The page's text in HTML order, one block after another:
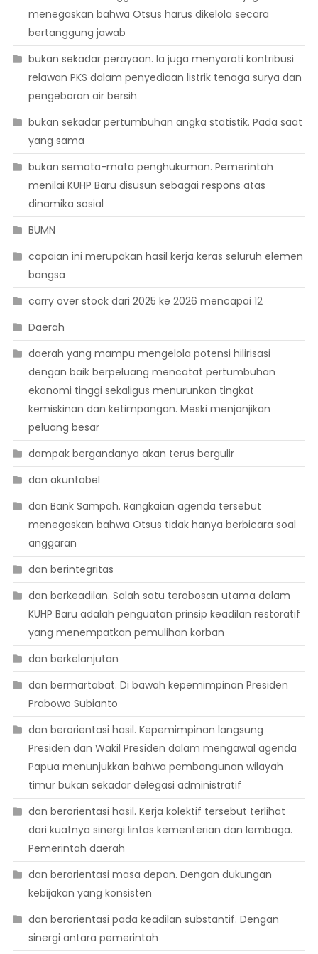
menegaskan bahwa Otsus harus dikelola secara
bertanggung jawab
bukan sekadar perayaan. Ia juga menyoroti kontribusi
relawan PKS dalam penyediaan listrik tenaga surya dan
pengeboran air bersih
bukan sekadar pertumbuhan angka statistik. Pada saat
yang sama
bukan semata-mata penghukuman. Pemerintah
menilai KUHP Baru disusun sebagai respons atas
dinamika sosial
BUMN
capaian ini merupakan hasil kerja keras seluruh elemen
bangsa
carry over stock dari 2025 ke 2026 mencapai 12
Daerah
daerah yang mampu mengelola potensi hilirisasi
dengan baik berpeluang mencatat pertumbuhan
ekonomi tinggi sekaligus menurunkan tingkat
kemiskinan dan ketimpangan. Meski menjanjikan
peluang besar
dampak bergandanya akan terus bergulir
dan akuntabel
dan Bank Sampah. Rangkaian agenda tersebut
menegaskan bahwa Otsus tidak hanya berbicara soal
anggaran
dan berintegritas
dan berkeadilan. Salah satu terobosan utama dalam
KUHP Baru adalah penguatan prinsip keadilan restoratif
yang menempatkan pemulihan korban
dan berkelanjutan
dan bermartabat. Di bawah kepemimpinan Presiden
Prabowo Subianto
dan berorientasi hasil. Kepemimpinan langsung
Presiden dan Wakil Presiden dalam mengawal agenda
Papua menunjukkan bahwa pembangunan wilayah
timur bukan sekadar delegasi administratif
dan berorientasi hasil. Kerja kolektif tersebut terlihat
dari kuatnya sinergi lintas kementerian dan lembaga.
Pemerintah daerah
dan berorientasi masa depan. Dengan dukungan
kebijakan yang konsisten
dan berorientasi pada keadilan substantif. Dengan
sinergi antara pemerintah